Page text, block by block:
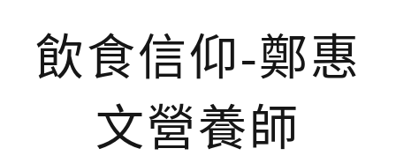
飲食信仰-鄭惠
文營養師